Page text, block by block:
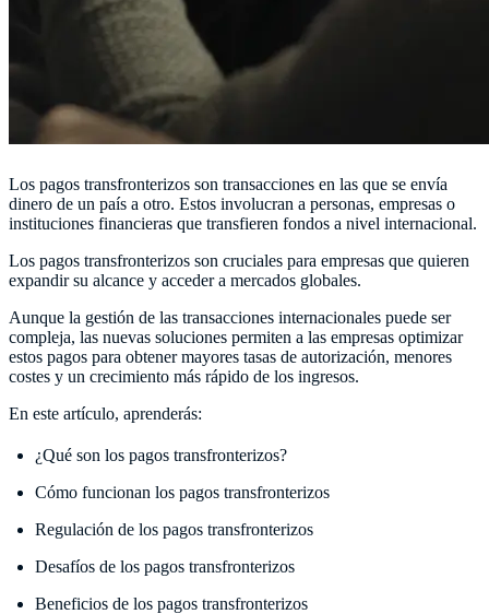
Los pagos transfronterizos son transacciones en las que se envía
dinero de un país a otro. Estos involucran a personas, empresas o
instituciones financieras que transfieren fondos a nivel internacional.
Los pagos transfronterizos son cruciales para empresas que quieren
expandir su alcance y acceder a mercados globales.
Aunque la gestión de las transacciones internacionales puede ser
compleja, las nuevas soluciones permiten a las empresas optimizar
estos pagos para obtener mayores tasas de autorización, menores
costes y un crecimiento más rápido de los ingresos.
En este artículo, aprenderás:
¿Qué son los pagos transfronterizos?
Cómo funcionan los pagos transfronterizos
Regulación de los pagos transfronterizos
Desafíos de los pagos transfronterizos
Beneficios de los pagos transfronterizos